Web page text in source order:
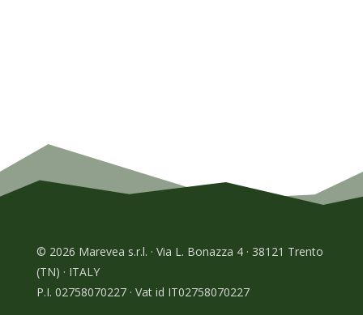
© 2026 Marevea s.r.l. · Via L. Bonazza 4 · 38121 Trento
(TN) · ITALY
P.I. 02758070227 · Vat id IT02758070227